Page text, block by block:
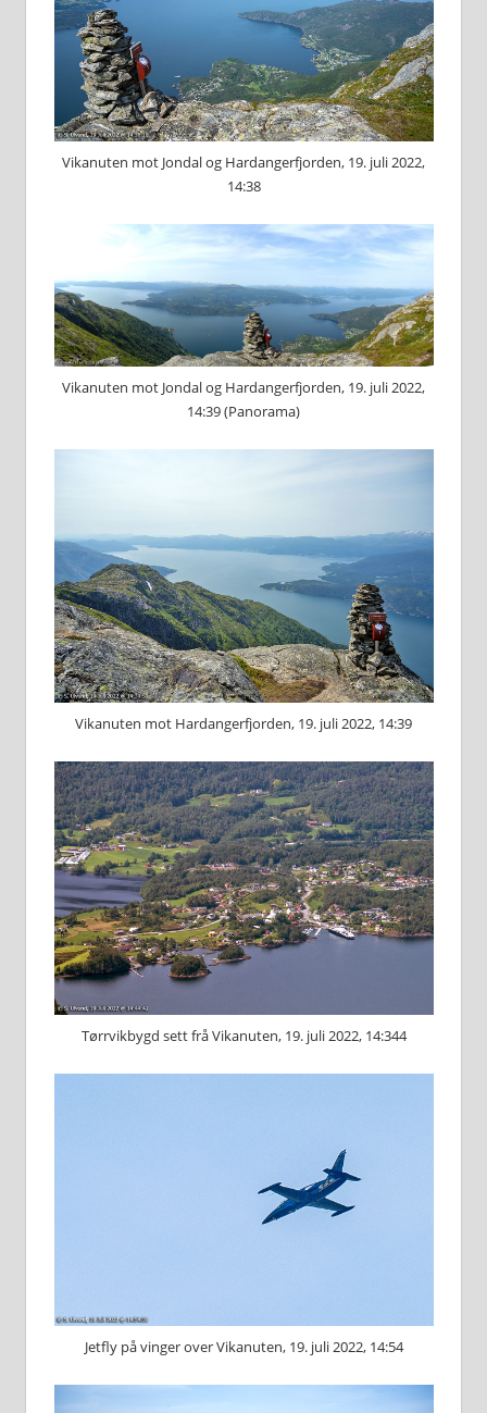
Vikanuten mot Jondal og Hardangerfjorden, 19. juli 2022,
14:38
Vikanuten mot Jondal og Hardangerfjorden, 19. juli 2022,
14:39 (Panorama)
Vikanuten mot Hardangerfjorden, 19. juli 2022, 14:39
Tørrvikbygd sett frå Vikanuten, 19. juli 2022, 14:344
Jetfly på vinger over Vikanuten, 19. juli 2022, 14:54